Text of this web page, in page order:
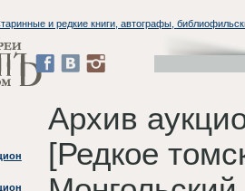
и редкие книги, автографы,
Архив
[Редкое